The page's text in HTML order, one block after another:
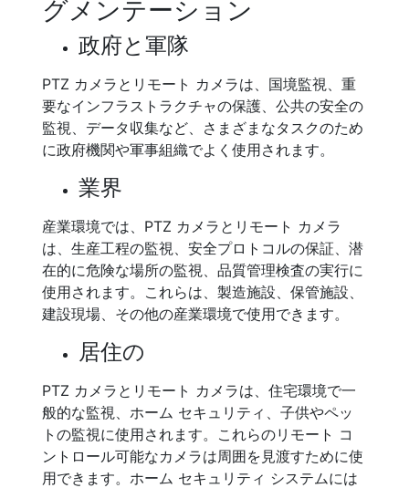
グメンテーション
政府と軍隊
PTZ カメラとリモート カメラは、国境監視、重
要なインフラストラクチャの保護、公共の安全の
監視、データ収集など、さまざまなタスクのため
に政府機関や軍事組織でよく使用されます。
業界
産業環境では、PTZ カメラとリモート カメラ
は、生産工程の監視、安全プロトコルの保証、潜
在的に危険な場所の監視、品質管理検査の実行に
使用されます。これらは、製造施設、保管施設、
建設現場、その他の産業環境で使用できます。
居住の
PTZ カメラとリモート カメラは、住宅環境で一
般的な監視、ホーム セキュリティ、子供やペッ
トの監視に使用されます。これらのリモート コ
ントロール可能なカメラは周囲を見渡すために使
用できます。ホーム セキュリティ システムには